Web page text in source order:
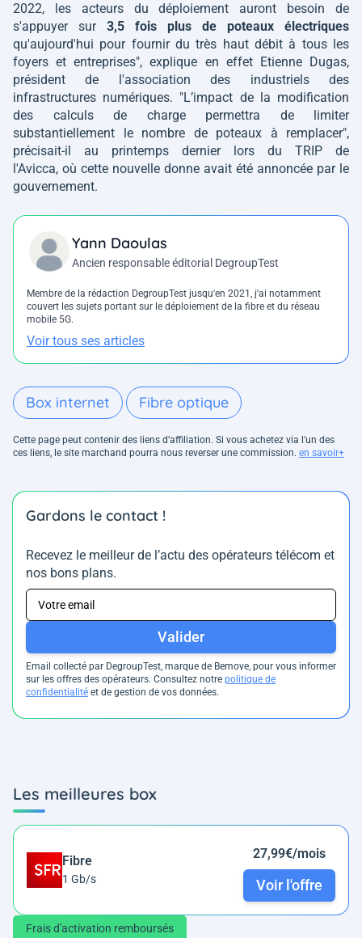
2022, les acteurs du déploiement auront besoin de
s'appuyer sur 3,5 fois plus de poteaux électriques
qu'aujourd'hui pour fournir du très haut débit à tous les
foyers et entreprises", explique en effet Etienne Dugas,
président de l'association des industriels des
infrastructures numériques. "L’impact de la modification
des calculs de charge permettra de limiter
substantiellement le nombre de poteaux à remplacer",
précisait-il au printemps dernier lors du TRIP de
l'Avicca, où cette nouvelle donne avait été annoncée par le
gouvernement.
Yann Daoulas
Ancien responsable éditorial DegroupTest
Membre de la rédaction DegroupTest jusqu'en 2021, j'ai notamment
couvert les sujets portant sur le déploiement de la fibre et du réseau
mobile 5G.
Voir tous ses articles
Box internet Fibre optique
Cette page peut contenir des liens d’affiliation. Si vous achetez via l'un des
ces liens, le site marchand pourra nous reverser une commission. en savoir+
Gardons le contact !
Recevez le meilleur de l’actu des opérateurs télécom et
nos bons plans.
Valider
Email collecté par DegroupTest, marque de Bemove, pour vous informer
sur les offres des opérateurs. Consultez notre politique de
confidentialité et de gestion de vos données.
Les meilleures box
Fibre
1 Gb/s
27,99€/mois
Voir l'offre
Frais d'activation remboursés